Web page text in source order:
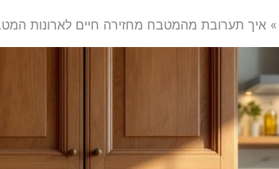
איך תערובת מהמטבח מחזירה חיים לארונות